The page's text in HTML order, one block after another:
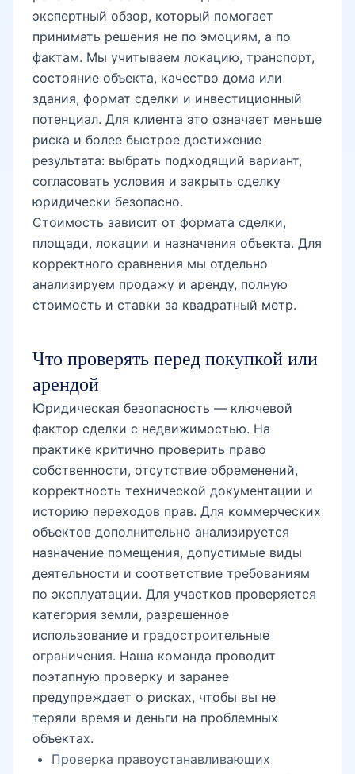
экспертный обзор, который помогает
принимать решения не по эмоциям, а по
фактам. Мы учитываем локацию, транспорт,
состояние объекта, качество дома или
здания, формат сделки и инвестиционный
потенциал. Для клиента это означает меньше
риска и более быстрое достижение
результата: выбрать подходящий вариант,
согласовать условия и закрыть сделку
юридически безопасно.
Стоимость зависит от формата сделки,
площади, локации и назначения объекта. Для
корректного сравнения мы отдельно
анализируем продажу и аренду, полную
стоимость и ставки за квадратный метр.
Что проверять перед покупкой или
арендой
Юридическая безопасность — ключевой
фактор сделки с недвижимостью. На
практике критично проверить право
собственности, отсутствие обременений,
корректность технической документации и
историю переходов прав. Для коммерческих
объектов дополнительно анализируется
назначение помещения, допустимые виды
деятельности и соответствие требованиям
по эксплуатации. Для участков проверяется
категория земли, разрешенное
использование и градостроительные
ограничения. Наша команда проводит
поэтапную проверку и заранее
предупреждает о рисках, чтобы вы не
теряли время и деньги на проблемных
объектах.
Проверка правоустанавливающих